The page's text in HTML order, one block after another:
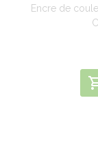
Encre de